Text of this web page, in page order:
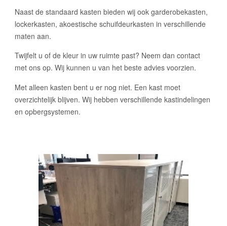
Naast de standaard kasten bieden wij ook garderobekasten,
lockerkasten, akoestische schuifdeurkasten in verschillende
maten aan.
Twijfelt u of de kleur in uw ruimte past? Neem dan contact
met ons op. Wij kunnen u van het beste advies voorzien.
Met alleen kasten bent u er nog niet. Een kast moet
overzichtelijk blijven. Wij hebben verschillende kastindelingen
en opbergsystemen.